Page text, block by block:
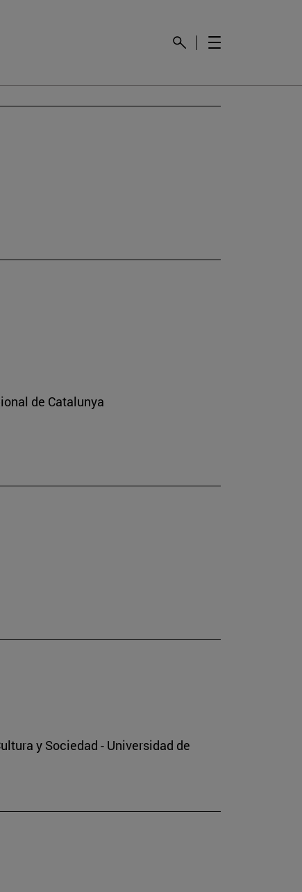
de Catalunya
y Sociedad - Universidad de